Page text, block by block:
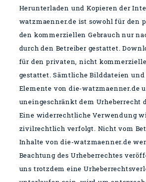
Herunterladen und Kopieren der
watzmaenner.de ist sowohl für den
den kommerziellen Gebrauch nur
durch den Betreiber gestattet.
für den privaten, nicht
gestattet. Sämtliche Bilddateien und
Elemente von die-watzmaenner.de
uneingeschränkt dem Urheberrecht
Eine widerrechtliche Verwendung
zivilrechtlich verfolgt. Nicht vom
Inhalte von die-watzmaenner.de
Beachtung des Urheberrechtes
uns trotzdem eine